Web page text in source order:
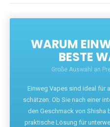
WARUM
BESTE
Große Auswahl an
Einweg Vapes sind ideal für
schätzen. Ob Sie nach einer
den Geschmack von Shisha
praktische Lösung für